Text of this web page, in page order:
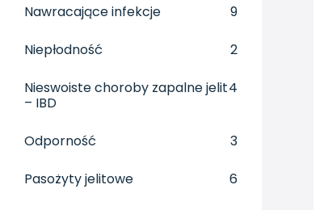
Nawracające infekcje 9
Niepłodność 2
Nieswoiste choroby zapalne jelit
– IBD
4
Odporność 3
Pasożyty jelitowe 6